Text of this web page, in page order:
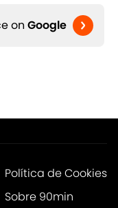
on Google
Política de Cookies
Sobre 90min